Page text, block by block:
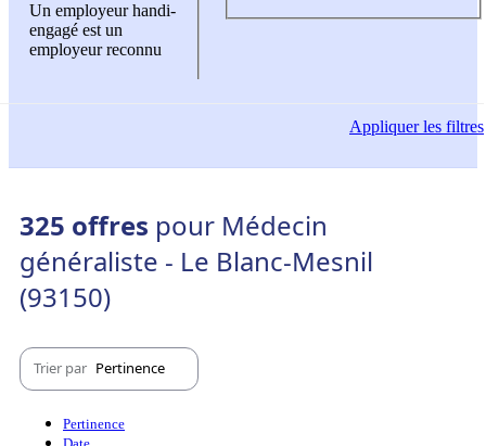
Un employeur handi-
engagé est un
employeur reconnu
Appliquerles filtres
325 offres pour Médecin
généraliste - Le Blanc-Mesnil
(93150)
Trier par Pertinence
Pertinence